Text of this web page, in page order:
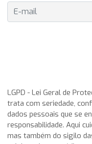
E-MAIL
her teammates. Rosa
the hand of Don Javier
double antireflective
aquatimer cousteau
steel case having a
LGPD - Lei Geral de
trata com seriedade,
dados pessoais que se
responsabilidade. Aqui
mas também do sigilo